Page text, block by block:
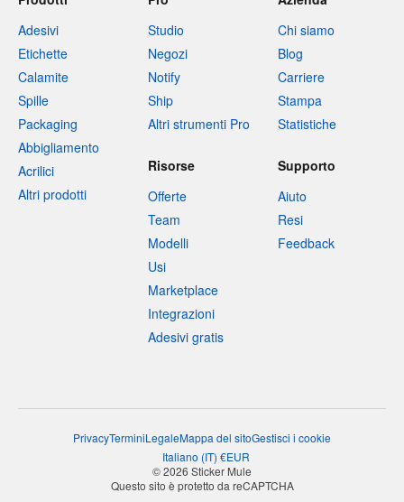
Adesivi
Etichette
Calamite
Spille
Packaging
Abbigliamento
Acrilici
Altri prodotti
Studio
Negozi
Notify
Ship
Altri strumenti Pro
Chi siamo
Blog
Carriere
Stampa
Statistiche
Risorse
Offerte
Team
Modelli
Usi
Marketplace
Integrazioni
Adesivi gratis
Supporto
Aiuto
Resi
Feedback
PrivacyTerminiLegaleMappa del sitoGestisci i cookie
Italiano (IT) €EUR
© 2026 Sticker Mule
Questo sito è protetto da reCAPTCHA